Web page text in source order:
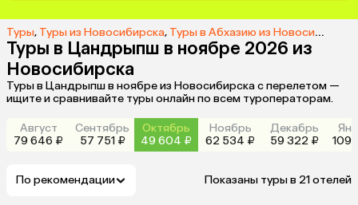
Туры, Туры из Новосибирска, Туры в Абхазию из Новосибирска
Туры в Цандрыпш в ноябре 2026 из
Новосибирска
Туры в Цандрыпш в ноябре из Новосибирска с перелетом —
ищите и сравнивайте туры онлайн по всем туроператорам.
Август
79 646 ₽
Сентябрь
57 751 ₽
Октябрь
49 604 ₽
Ноябрь
62 534 ₽
Декабрь
59 322 ₽
109
По рекомендации Показаны туры в 21 отелей